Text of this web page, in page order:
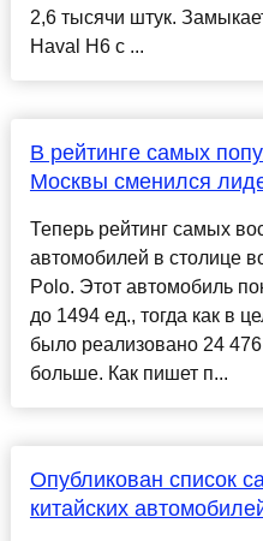
2,6 тысячи штук.
Haval H6 с ...
В рейтинге самых
Москвы сменился
Теперь рейтинг самых
автомобилей в столице
Polo. Этот автомобиль
до 1494 ед., тогда как в
было реализовано 24
больше. Как пишет п...
Опубликован список
китайских